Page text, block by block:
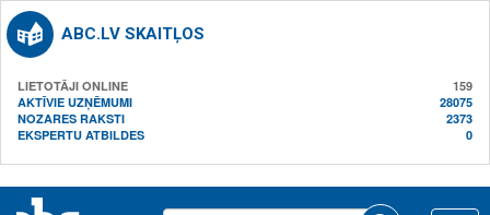
ABC.LV SKAITĻOS
LIETOTĀJI ONLINE
159
AKTĪVIE UZŅĒMUMI
28075
NOZARES RAKSTI
2373
EKSPERTU ATBILDES
0